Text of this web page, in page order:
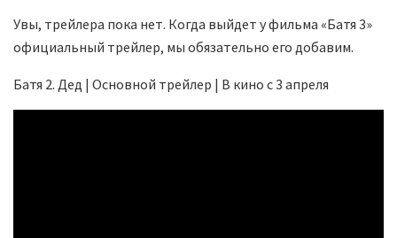
Увы, трейлера пока нет. Когда выйдет у фильма «Батя 3»
официальный трейлер, мы обязательно его добавим.
Батя 2. Дед | Основной трейлер | В кино с 3 апреля